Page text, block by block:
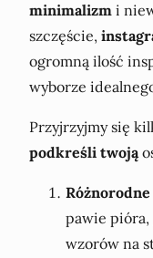
minimalizm i
szczęście,
ogromną ilość
wyborze
Przyjrzyjmy się
podkreśli twoją
pawie
wzorów na